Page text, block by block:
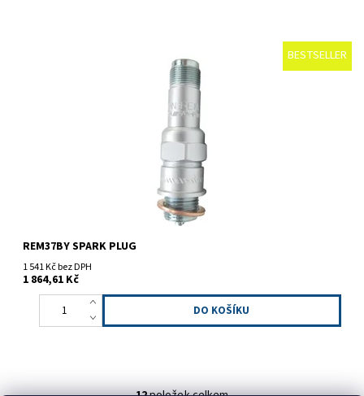
BESTSELLER
REM37BY SPARK PLUG
1 541 Kč bez DPH
1 864,61 Kč